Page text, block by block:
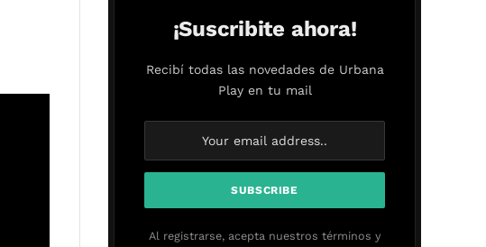
¡Suscribite ahora!
Recibí todas las novedades de Urbana
Play en tu mail
Al registrarse, acepta nuestros términos y